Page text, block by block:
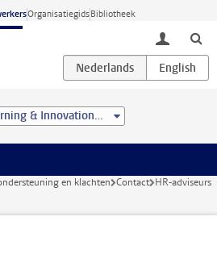
OrganisatiegidsBibliotheek
toggle
Leiden Learning & Innovation Centre
en klachten Contact HR-adviseurs